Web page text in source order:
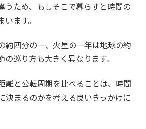
うため、もしそこで暮らすと時間の
ます。
約四分の一、火星の一年は地球の約
の巡り方も大きく異なります。
離と公転周期を比べることは、時間
決まるのかを考える良いきっかけに